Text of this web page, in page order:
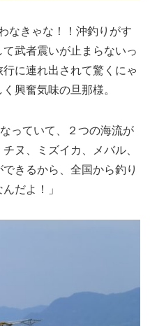
なきゃな！！沖釣りがす
武者震いが止まらないっ
に連れ出されて驚くにゃ
興奮気味の旦那様。
っていて、２つの海流が
ヌ、ミズイカ、メバル、
きるから、全国から釣り
だよ！」